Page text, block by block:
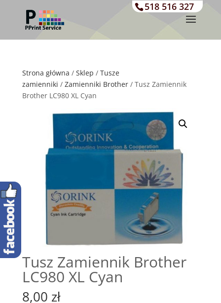
518 516 327
Strona główna / Sklep / Tusze
zamienniki / Zamienniki Brother/ Tusz Zamiennik
Brother LC980 XL Cyan
Tusz Zamiennik Brother
LC980 XL Cyan
8,00 zł